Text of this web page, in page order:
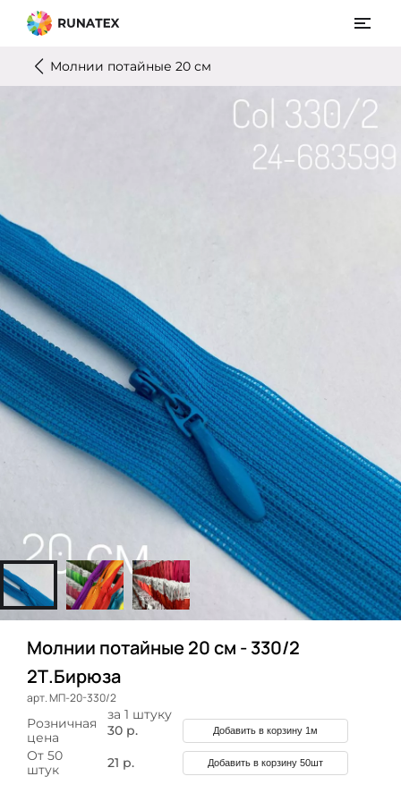
Молнии потайные 20 см
Молнии потайные 20 см - 330/2
2Т.Бирюза
арт. МП-20-330/2
за 1 штуку
Розничная
цена
30 р. Добавить в корзину 1м
От 50
штук
21 р. Добавить в корзину 50шт